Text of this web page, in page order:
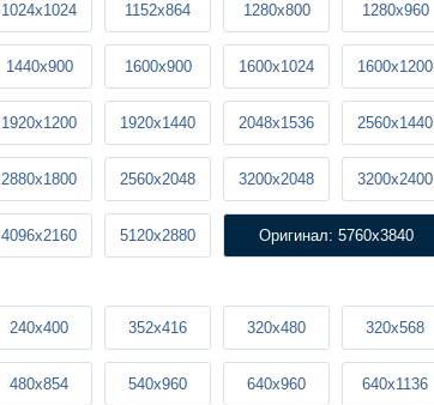
1024x1024 1152x864 1280x800 1280x960
1440x900 1600x900 1600x1024 1600x1200
1920x1200 1920x1440 2048x1536 2560x1440
2880x1800 2560x2048 3200x2048 3200x2400
4096x2160 5120x2880 Оригинал: 5760x3840
240x400 352x416 320x480 320x568
480x854 540x960 640x960 640x1136